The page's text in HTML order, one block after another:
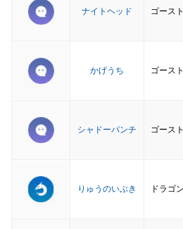
ナイトヘッド ゴースト
かげうち ゴースト
シャドーパンチ ゴースト
りゅうのいぶき ドラゴン